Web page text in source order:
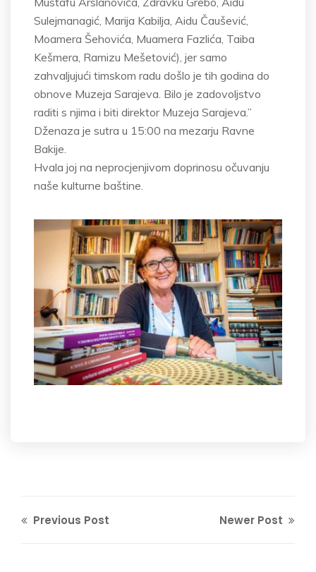
Sulejmanagić, Marija Kabilja, Aidu Čaušević,
Moamera Šehovića, Muamera Fazlića, Taiba
Kešmera, Ramizu Mešetović), jer samo
zahvaljujući timskom radu došlo je tih godina do
obnove Muzeja Sarajeva. Bilo je zadovoljstvo
raditi s njima i biti direktor Muzeja Sarajeva.”
Dženaza je sutra u 15:00 na mezarju Ravne
Bakije.
Hvala joj na neprocjenjivom doprinosu očuvanju
naše kulturne baštine.
Previous Post Newer Post